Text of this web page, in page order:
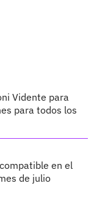
Vidente para
para todos los
en el
de julio